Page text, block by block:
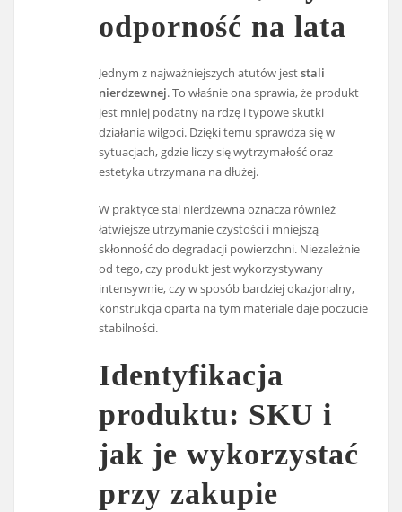
odporność na lata
Jednym z najważniejszych atutów jeststali
nierdzewnej. To właśnie ona sprawia, że produkt
jest mniej podatny na rdzę i typowe skutki
działania wilgoci. Dzięki temu sprawdza się w
sytuacjach, gdzie liczy się wytrzymałość oraz
estetyka utrzymana na dłużej.
W praktyce stal nierdzewna oznacza również
łatwiejsze utrzymanie czystości i mniejszą
skłonność do degradacji powierzchni. Niezależnie
od tego, czy produkt jest wykorzystywany
intensywnie, czy w sposób bardziej okazjonalny,
konstrukcja oparta na tym materiale daje poczucie
stabilności.
Identyfikacja
produktu: SKU i
jak je wykorzystać
przy zakupie